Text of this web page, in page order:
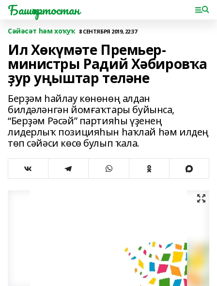
Башҡортостан
Сәйәсәт һәм хоҡуҡ 8 СЕНТЯБРЯ 2019, 22:37
Ил Хөкүмәте Премьер-
министры Радий Хәбировҡа
ҙур уңыштар теләне
Берҙәм һайлау көнөнөң алдан
билдәләнгән йомғаҡтары буйынса,
“Берҙәм Рәсәй” партияһы үҙенең
лидерлыҡ позицияһын һаҡлай һәм илдең
төп сәйәси көсө булып ҡала.